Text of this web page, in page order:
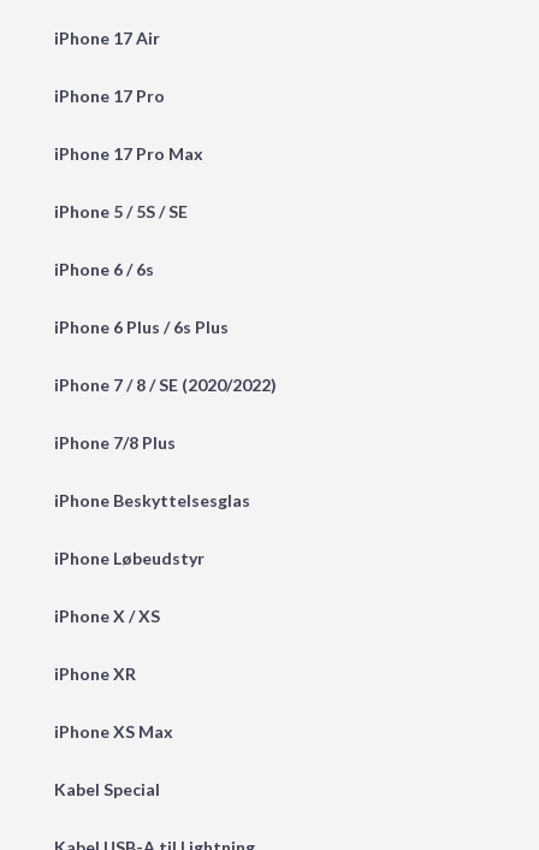
iPhone 17 Air
iPhone 17 Pro
iPhone 17 Pro Max
iPhone 5 / 5S / SE
iPhone 6 / 6s
iPhone 6 Plus / 6s Plus
iPhone 7 / 8 / SE (2020/2022)
iPhone 7/8 Plus
iPhone Beskyttelsesglas
iPhone Løbeudstyr
iPhone X / XS
iPhone XR
iPhone XS Max
Kabel Special